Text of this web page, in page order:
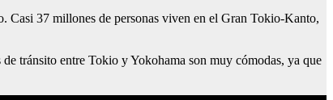
Casi 37 millones de personas viven en el Gran Tokio-Kanto,
tránsito entre Tokio y Yokohama son muy cómodas, ya que